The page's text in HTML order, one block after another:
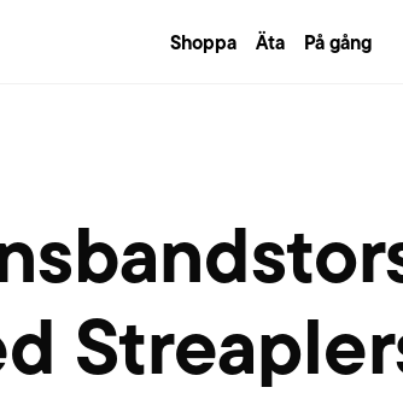
Shoppa Äta På gång